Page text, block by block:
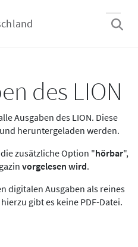
des LION
Ausgaben des LION. Diese
heruntergeladen werden.
zusätzliche Option "hörbar",
vorgelesen wird.
digitalen Ausgaben als reines
gibt es keine PDF-Datei.